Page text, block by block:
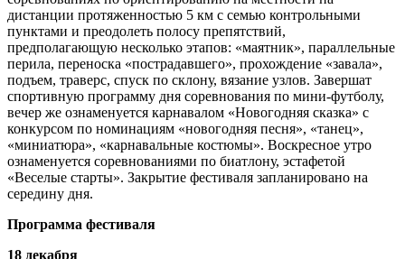
дистанции протяженностью 5 км с семью контрольными
пунктами и преодолеть полосу препятствий,
предполагающую несколько этапов: «маятник», параллельные
перила, переноска «пострадавшего», прохождение «завала»,
подъем, траверс, спуск по склону, вязание узлов. Завершат
спортивную программу дня соревнования по мини-футболу,
вечер же ознаменуется карнавалом «Новогодняя сказка» с
конкурсом по номинациям «новогодняя песня», «танец»,
«миниатюра», «карнавальные костюмы». Воскресное утро
ознаменуется соревнованиями по биатлону, эстафетой
«Веселые старты». Закрытие фестиваля запланировано на
середину дня.
Программа фестиваля
18 декабря